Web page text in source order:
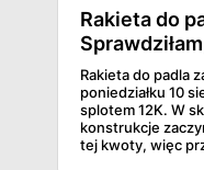
Rakieta do
Rakieta do padla
poniedziałku 10
splotem 12K. W
konstrukcje
tej kwoty, więc